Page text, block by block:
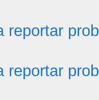
reportar
reportar